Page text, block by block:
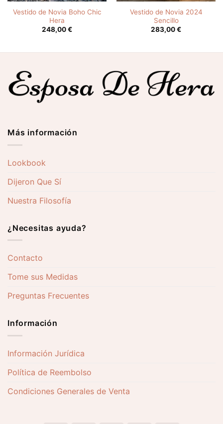
Vestido de Novia Boho Chic
Hera
248,00€
Vestido de Novia 2024
Sencillo
283,00€
Más información
Lookbook
Dijeron Que Sí
Nuestra Filosofía
¿Necesitas ayuda?
Contacto
Tome sus Medidas
Preguntas Frecuentes
Información
Información Jurídica
Política de Reembolso
Condiciones Generales de Venta